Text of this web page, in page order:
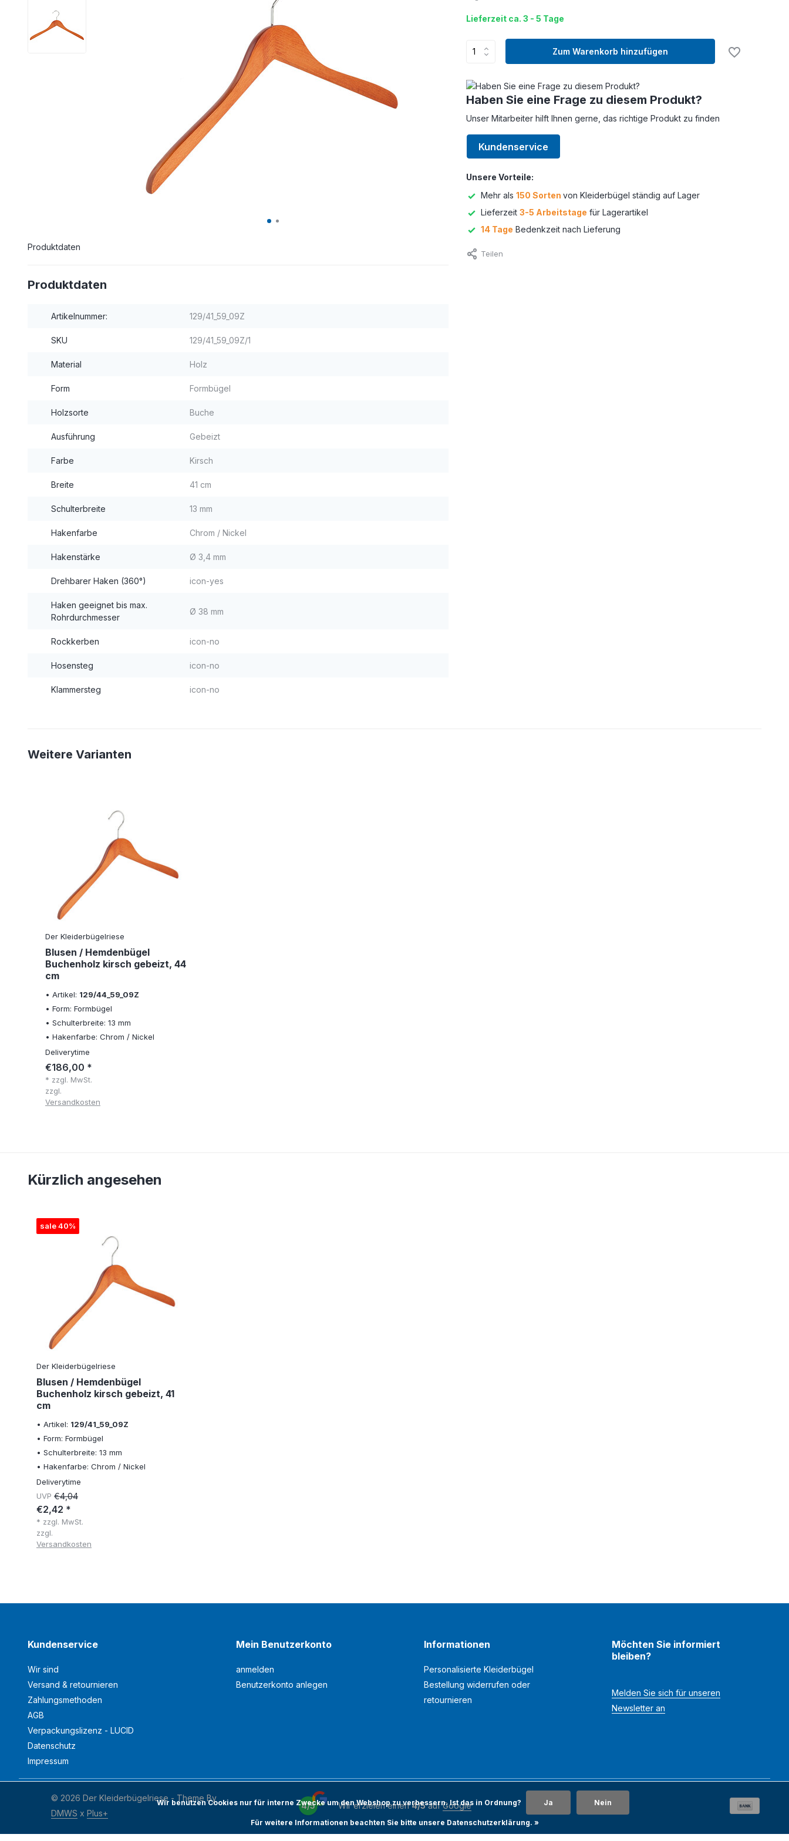
Produktdaten
Produktdaten
Artikelnummer: 129/41_59_09Z
SKU 129/41_59_09Z/1
Material Holz
Form Formbügel
Holzsorte Buche
Ausführung Gebeizt
Farbe Kirsch
Breite 41 cm
Schulterbreite 13 mm
Hakenfarbe Chrom / Nickel
Hakenstärke Ø 3,4 mm
Drehbarer Haken (360°) icon-yes
Haken geeignet bis max.
Rohrdurchmesser
Ø 38 mm
Rockkerben icon-no
Hosensteg icon-no
Klammersteg icon-no
Lieferzeit ca. 3 - 5 Tage
Zum Warenkorb hinzufügen
Haben Sie eine Frage zu diesem Produkt?
Unser Mitarbeiter hilft Ihnen gerne, das richtige Produkt zu finden
Kundenservice
Unsere Vorteile:
Mehr als 150 Sorten von Kleiderbügel ständig auf Lager
Lieferzeit 3-5 Arbeitstage für Lagerartikel
14 Tage Bedenkzeit nach Lieferung
Teilen
Weitere Varianten
Der Kleiderbügelriese
Blusen / Hemdenbügel
Buchenholz kirsch gebeizt, 44
cm
• Artikel: 129/44_59_09Z
• Form: Formbügel
• Schulterbreite: 13 mm
• Hakenfarbe: Chrom / Nickel
Deliverytime
€186,00 *
* zzgl. MwSt.
zzgl.
Versandkosten
Kürzlich angesehen
sale 40%
Der Kleiderbügelriese
Blusen / Hemdenbügel
Buchenholz kirsch gebeizt, 41
cm
• Artikel: 129/41_59_09Z
• Form: Formbügel
• Schulterbreite: 13 mm
• Hakenfarbe: Chrom / Nickel
Deliverytime
UVP €4,04
€2,42 *
* zzgl. MwSt.
zzgl.
Versandkosten
Kundenservice
Wir sind
Versand & retournieren
Zahlungsmethoden
AGB
Verpackungslizenz - LUCID
Datenschutz
Impressum
Mein Benutzerkonto
anmelden
Benutzerkonto anlegen
Informationen
Personalisierte Kleiderbügel
Bestellung widerrufen oder
retournieren
Möchten Sie informiert
bleiben?
Melden Sie sich für unseren
Newsletter an
© 2026 Der Kleiderbügelriese - Theme By
DMWS xPlus+
4/5 Wir erzielen einen4/5aufGoogle
Wir benutzen Cookies nur für interne Zwecke um den Webshop zu verbessern. Ist das in Ordnung? Ja Nein
Für weitere Informationen beachten Sie bitte unsere Datenschutzerklärung. »